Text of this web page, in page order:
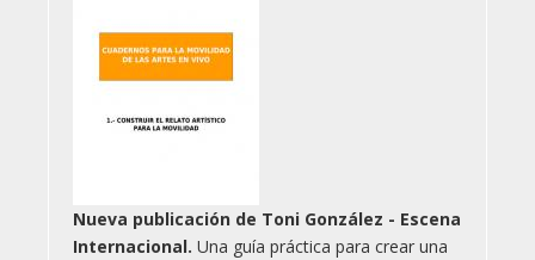
Nueva publicación de Toni González - Escena
Internacional. Una guía práctica para crear una